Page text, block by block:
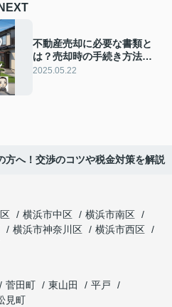
NEXT
不動産売却に必要な書類と
は？売却時の手続き方法を
ご紹介
2025.05.22
方へ！交渉のコツや税金対策を解説
横浜市中区
横浜市南区
横浜市神奈川区
横浜市西区
菅田町 東山田
平戸
見町